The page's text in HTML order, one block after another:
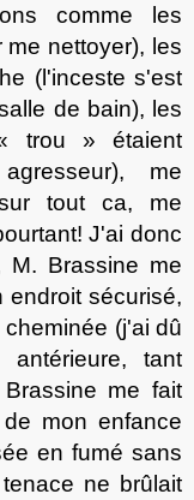
comme les
nettoyer), les
(l'inceste s'est
de bain), les
trou » étaient
me
tout ca, me
J'ai donc
M. Brassine me
endroit sécurisé,
(j'ai dû
tant
me fait
mon enfance
en fumé sans
ne brûlait